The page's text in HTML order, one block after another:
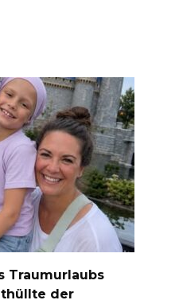
Traumurlaubs
der